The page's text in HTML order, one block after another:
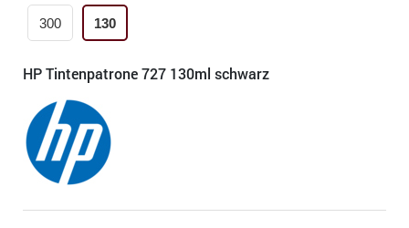
300 130
HP Tintenpatrone 727 130ml schwarz